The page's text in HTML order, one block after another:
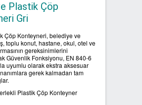
BİLGİLENDİRME
ÇÖP POŞETLERİ
GERİ DÖNÜŞÜM
Plastik Çöp
Gri
Çöp Konteyneri, belediye ve
toplu konut, hastane, okul, otel ve
gereksinimlerini
Güvenlik Fonksiyonu, EN 840-6
uyumlu olarak ekstra aksesuar
gerek kalmadan tam
Plastik Çöp Konteyner